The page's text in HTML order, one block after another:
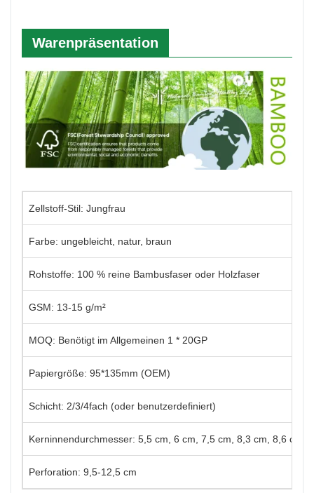
Hause, im Restaurant ...
Warenpräsentation
Zellstoff-Stil: Jungfrau
Farbe: ungebleicht, natur, braun
Rohstoffe: 100 % reine Bambusfaser oder Holzfaser
GSM: 13-15 g/m²
MOQ: Benötigt im Allgemeinen 1 * 20GP
Papiergröße: 95*135mm (OEM)
Schicht: 2/3/4fach (oder benutzerdefiniert)
Kerninnendurchmesser: 5,5 cm, 6 cm, 7,5 cm, 8,3 cm, 8,6 cm,
Perforation: 9,5-12,5 cm